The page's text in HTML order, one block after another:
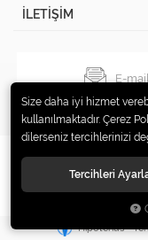
İLETİŞİM
© 2019
Hipotenüs
Size daha iyi hizmet
kullanılmaktadır. Çerez
dilerseniz tercihlerinizi
Tercihleri